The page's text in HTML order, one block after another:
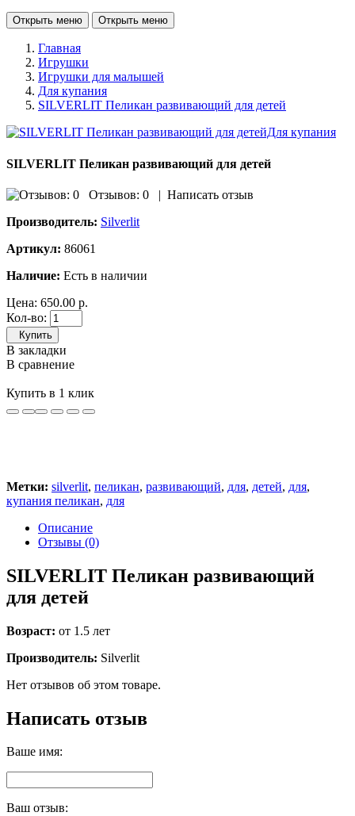
Открыть меню Открыть меню
Главная
Игрушки
Игрушки для малышей
Для купания
SILVERLIT Пеликан развивающий для детей
SILVERLIT Пеликан развивающий для детей
Отзывов: 0 | Написать отзыв
Производитель: Silverlit
Артикул: 86061
Наличие: Есть в наличии
Цена: 650.00 р.
Кол-во:
Купить
В закладки
В сравнение
Купить в 1 клик
Метки: silverlit, пеликан, развивающий, для, детей, для,
купания пеликан, для
Описание
Отзывы (0)
SILVERLIT Пеликан развивающий
для детей
Возраст: от 1.5 лет
Производитель: Silverlit
Нет отзывов об этом товаре.
Написать отзыв
Ваше имя:
Ваш отзыв: